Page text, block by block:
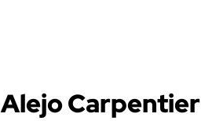
Carpentier